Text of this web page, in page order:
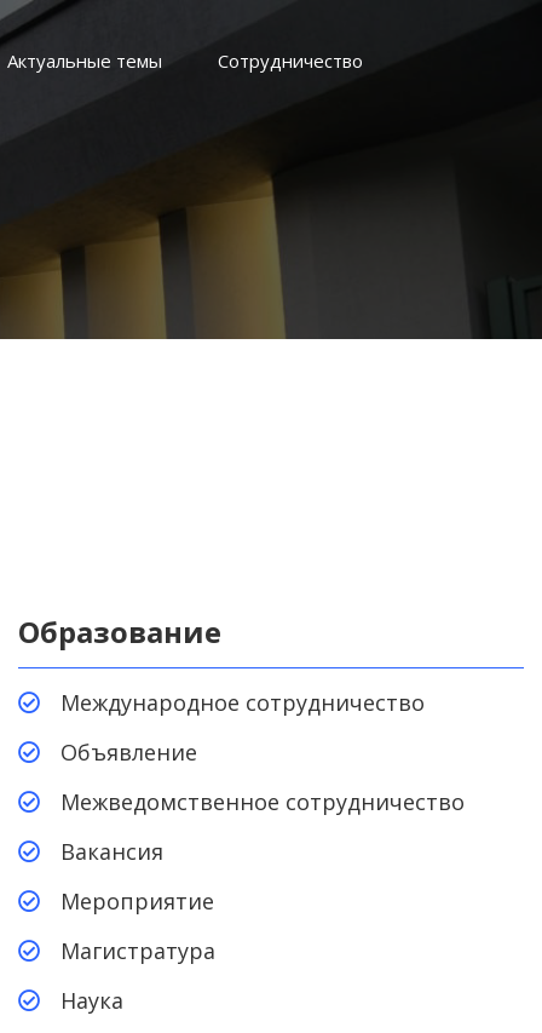
Актуальные темы Сотрудничество
Образование
Международное сотрудничество
Объявление
Межведомственное сотрудничество
Вакансия
Мероприятие
Магистратура
Наука